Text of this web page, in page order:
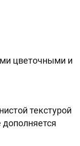
цветочными и
текстурой